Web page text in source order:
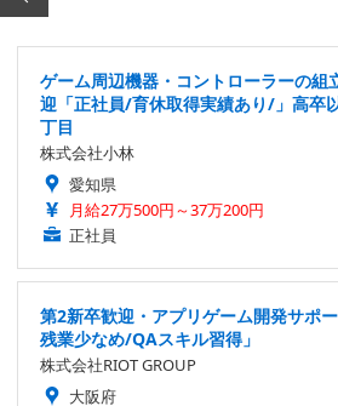
ゲーム周辺機器・コントローラーの組
迎「正社員/育休取得実績あり/」高卒
丁目
株式会社小林
愛知県
月給27万500円～37万200円
正社員
第2新卒歓迎・アプリゲーム開発サポ
残業少なめ/QAスキル習得」
株式会社RIOT GROUP
大阪府